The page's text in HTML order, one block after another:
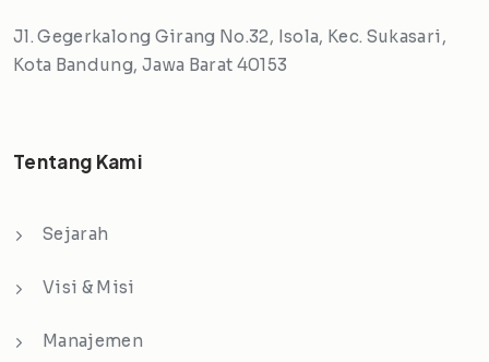
Jl. Gegerkalong Girang No.32, Isola, Kec. Sukasari,
Kota Bandung, Jawa Barat 40153
Tentang Kami
Sejarah
Visi & Misi
Manajemen